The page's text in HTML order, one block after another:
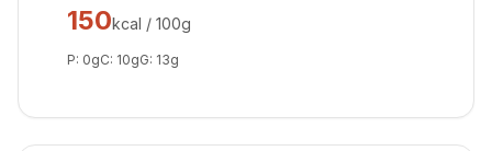
150kcal / 100g
P: 0gC: 10gG: 13g